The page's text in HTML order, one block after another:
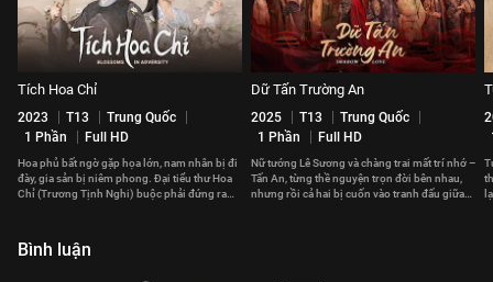
Tích Hoa Chỉ
2023 T13
Trung Quốc
1 Phần
Full HD
Hoa phủ bất ngờ gặp họa lớn, nam nhân bị đi
đày, gia sản bị niêm phong. Đại tiểu thư Hoa
Chỉ (Trương Tịnh Nghi) buộc phải đứng ra
Dữ Tấn Trường An
2025 T13
Trung Quốc
1 Phần
Full HD
Nữ tướng Lê Sương và chàng trai mất trí nhớ –
Tấn An, từng thề nguyện trọn đời bên nhau,
nhưng rồi cả hai bị cuốn vào tranh đấu giữa
Bình luận